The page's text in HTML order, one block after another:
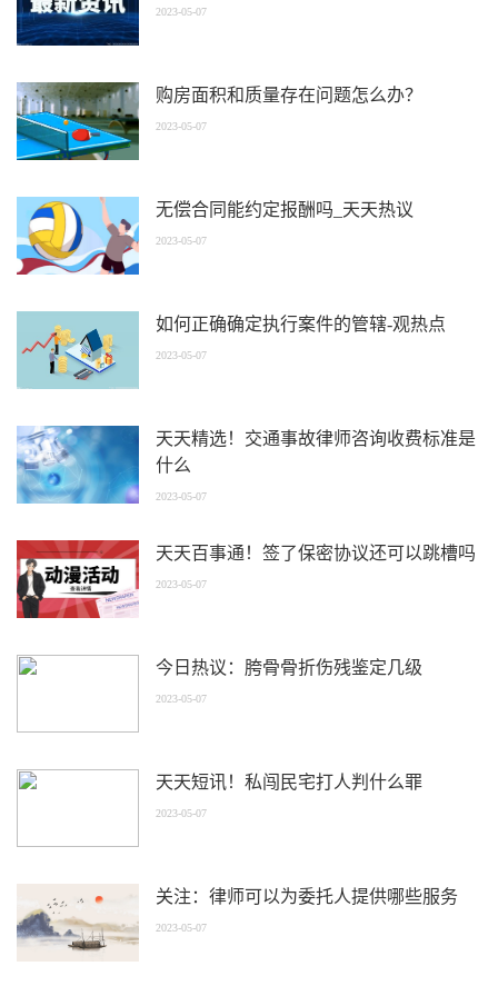
2023-05-07
购房面积和质量存在问题怎么办？
2023-05-07
无偿合同能约定报酬吗_天天热议
2023-05-07
如何正确确定执行案件的管辖-观热点
2023-05-07
天天精选！交通事故律师咨询收费标准是
什么
2023-05-07
天天百事通！签了保密协议还可以跳槽吗
2023-05-07
今日热议：胯骨骨折伤残鉴定几级
2023-05-07
天天短讯！私闯民宅打人判什么罪
2023-05-07
关注：律师可以为委托人提供哪些服务
2023-05-07